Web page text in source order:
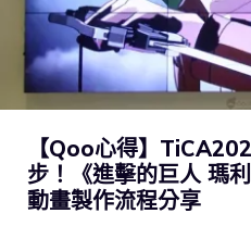
【Qoo心得】
步！《進擊的巨人 瑪
動畫製作流程分享